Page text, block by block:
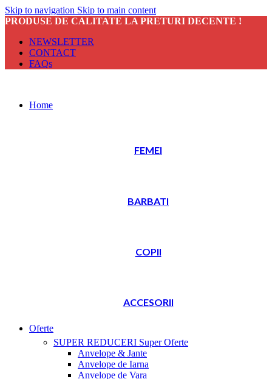
Skip to navigation Skip to main content
PRODUSE DE CALITATE LA PRETURI DECENTE !
NEWSLETTER
CONTACT
FAQs
Home
FEMEI
BARBATI
COPII
ACCESORII
Oferte
SUPER REDUCERI Super Oferte
Anvelope & Jante
Anvelope de Iarna
Anvelope de Vara